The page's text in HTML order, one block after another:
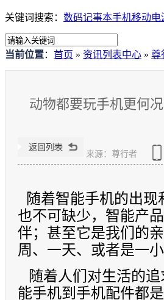
关键词搜索： 数码记事本手机移动电
当前位置： 首页 » 资讯列表中心 » 尊
动物都要玩手机更何
来源：尊行者
随着智能手机的出现
也不可缺少，智能产
伴；甚至它是我们的
周、一天、或者是一
随着人们对生活的追
能手机到手机配件都